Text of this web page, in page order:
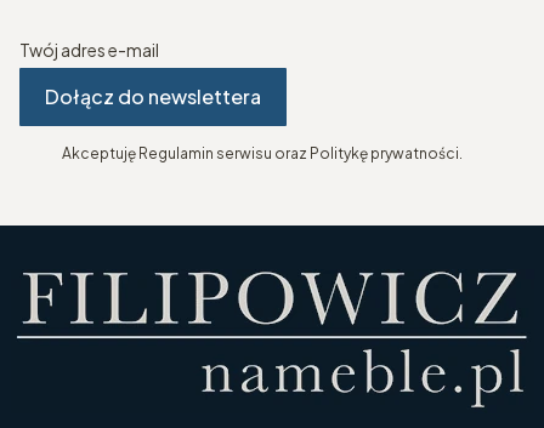
Twój adres e-mail
Dołącz do newslettera
Akceptuję Regulamin serwisu oraz Politykę prywatności.